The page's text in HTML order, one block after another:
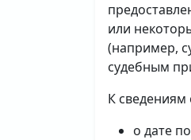
или
(например,
судебным
К сведениям
о дате